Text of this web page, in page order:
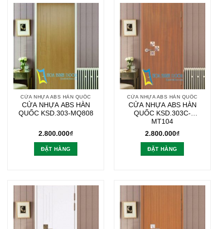
CỬA NHỰA ABS HÀN QUỐC
CỬA NHỰA ABS HÀN
QUỐC KSD.303-MQ808
2.800.000₫
ĐẶT HÀNG
CỬA NHỰA ABS HÀN QUỐC
CỬA NHỰA ABS HÀN
QUỐC KSD.303C-
MT104
2.800.000₫
ĐẶT HÀNG